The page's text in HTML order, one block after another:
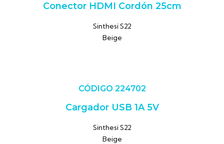
Conector HDMI Cordón 25cm
Sinthesi S22
Beige
CÓDIGO 224702
Cargador USB 1A 5V
Sinthesi S22
Beige